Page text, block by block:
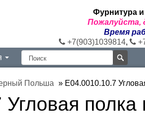
Фурнитура и
Пожалуйста,
Время
+7(903)1039814,
Польша » E04.0010.10.7